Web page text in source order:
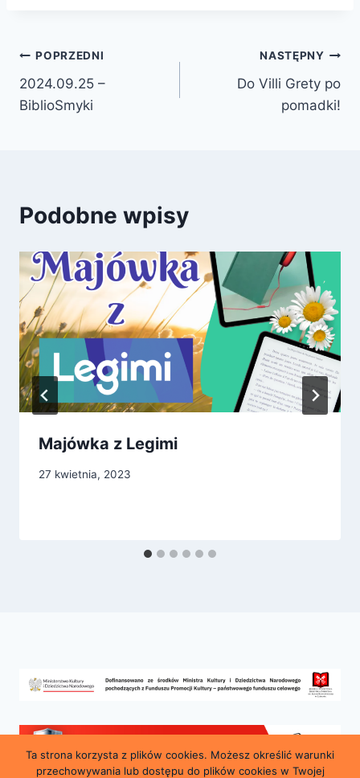
Nawigacja
wpisu
POPRZEDNI
2024.09.25 –
BiblioSmyki
NASTĘPNY
Do Villi Grety po
pomadki!
Podobne wpisy
Majówka z Legimi
27 kwietnia, 2023
Ta strona korzysta z plików cookies. Możesz określić warunki
przechowywania lub dostępu do plików cookies w Twojej